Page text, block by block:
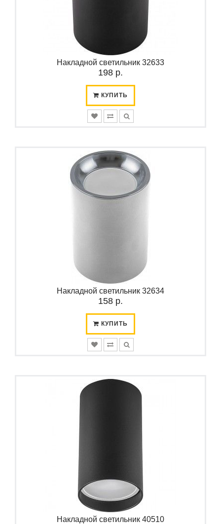
Накладной светильник 32633
198 р.
КУПИТЬ
Накладной светильник 32634
158 р.
КУПИТЬ
Накладной светильник 40510